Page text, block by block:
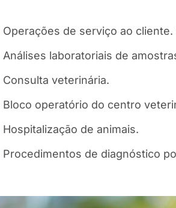
Operações de serviço ao
Análises laboratoriais de
Consulta veterinária.
Bloco operatório do centro
Hospitalização de animais.
Procedimentos de diagnóstico